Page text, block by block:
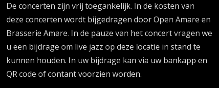
De concerten zijn vrij toegankelijk. In de kosten van
deze concerten wordt bijgedragen door Open Amare en
Brasserie Amare. In de pauze van het concert vragen we
u een bijdrage om live jazz op deze locatie in stand te
kunnen houden. In uw bijdrage kan via uw bankapp en
QR code of contant voorzien worden.